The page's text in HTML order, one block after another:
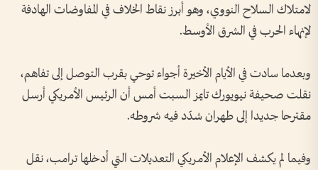
لامتلاك السلاح النووي، وهو أبرز نقاط الخلاف في المفاوضات الهادفة
لإنهاء الحرب في الشرق الأوسط.
وبعدما سادت في الأيام الأخيرة أجواء توحي بقرب التوصل إلى تفاهم،
نقلت صحيفة نيويورك تايمز السبت أمس أن الرئيس الأمريكي أرسل
مقترحا جديدا إلى طهران شدّد فيه شروطه.
وفيما لم يكشف الإعلام الأمريكي التعديلات التي أدخلها ترامب، نقل